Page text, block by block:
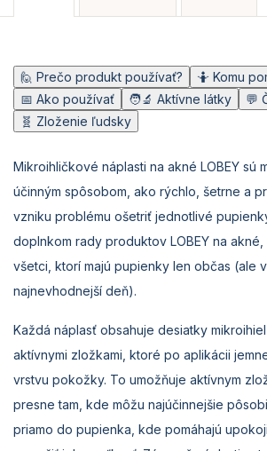
🙋 Prečo produkt používať?
🤷 Komu
📅 Ako používať
🧑‍🔬 Aktívne látky
💬
🧬 Zloženie ľudsky
Mikroihličkové náplasti na akné LOBEY sú
účinným spôsobom, ako rýchlo, šetrne a
vzniku problému ošetriť jednotlivé
doplnkom rady produktov LOBEY na
všetci, ktorí majú pupienky len občas (ale
najnevhodnejší deň).
Každá náplasť obsahuje desiatky
aktívnymi zložkami, ktoré po aplikácii
vrstvu pokožky. To umožňuje aktívnym
presne tam, kde môžu najúčinnejšie
priamo do pupienka, kde pomáhajú